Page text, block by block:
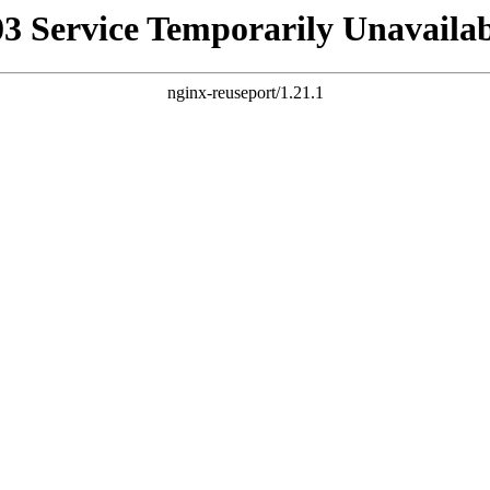
Service Temporarily
nginx-reuseport/1.21.1